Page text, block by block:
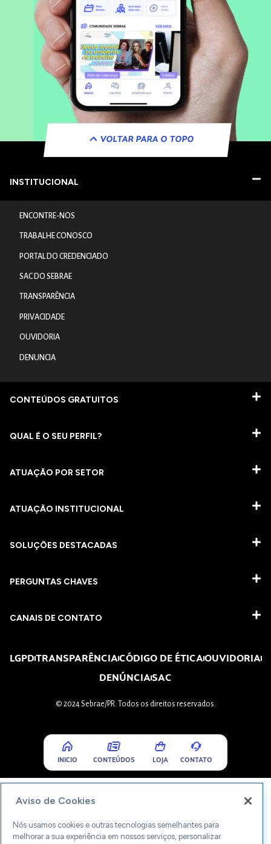
VOLTAR PARA O TOPO
INSTITUCIONAL
ENCONTRE-NOS
TRABALHE CONOSCO
PORTAL DO CREDENCIADO
SAC DO SEBRAE
TRANSPARÊNCIA
PRIVACIDADE
OUVIDORIA
DENUNCIA
CONTEÚDOS GRATUITOS
QUAL É O SEU PERFIL?
ATUAÇÃO POR SETOR
ATUAÇÃO INSTITUCIONAL
SOLUÇÕES DESTACADAS
PERGUNTAS CHAVES​
CANAIS DE CONTATO
LGPDTRANSPARÊNCIACÓDIGO DE ÉTICAOUVIDORIA
DENÚNCIASAC
© 2024 Sebrae/PR. Todos os direitos reservados.
INICIO CONTEÚDOS LOJA CONTATO
Aviso de Cookies
Nós usamos cookies e outras tecnologias semelhantes para
melhorar a sua experiência em nossos serviços, personalizar